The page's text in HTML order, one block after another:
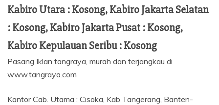
Kabiro Utara : Kosong, Kabiro Jakarta Selatan
: Kosong, Kabiro Jakarta Pusat : Kosong,
Kabiro Kepulauan Seribu : Kosong
Pasang Iklan tangraya, murah dan terjangkau di
www.tangraya.com
Kantor Cab. Utama : Cisoka, Kab Tangerang, Banten-